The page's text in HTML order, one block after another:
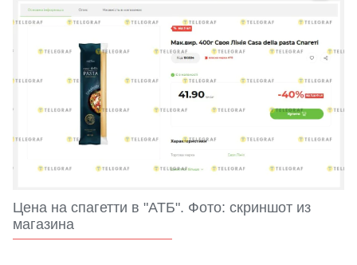
Цена на спагетти в "АТБ". Фото: скриншот из
магазина